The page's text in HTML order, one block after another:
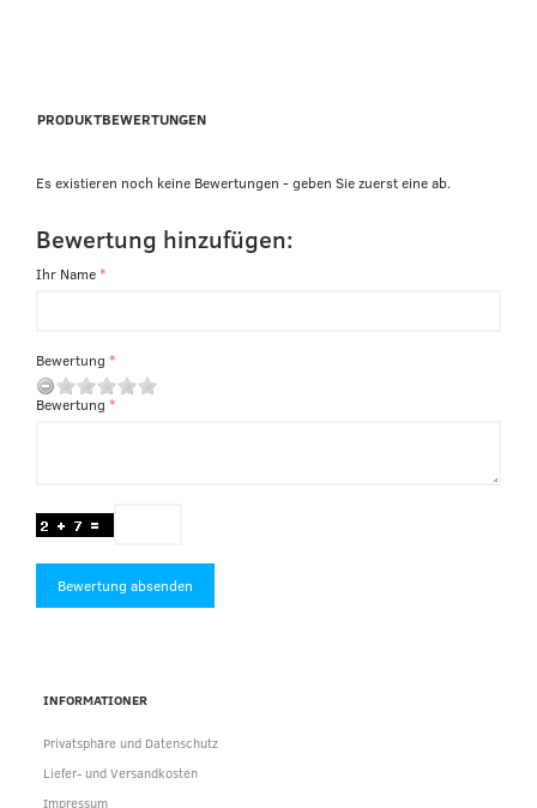
PRODUKTBEWERTUNGEN
Es existieren noch keine Bewertungen - geben Sie zuerst eine ab.
Bewertung hinzufügen:
Ihr Name
Bewertung
Bewertung
Bewertung absenden
INFORMATIONER
Privatsphäre und Datenschutz
Liefer- und Versandkosten
Impressum